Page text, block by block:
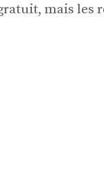
mais